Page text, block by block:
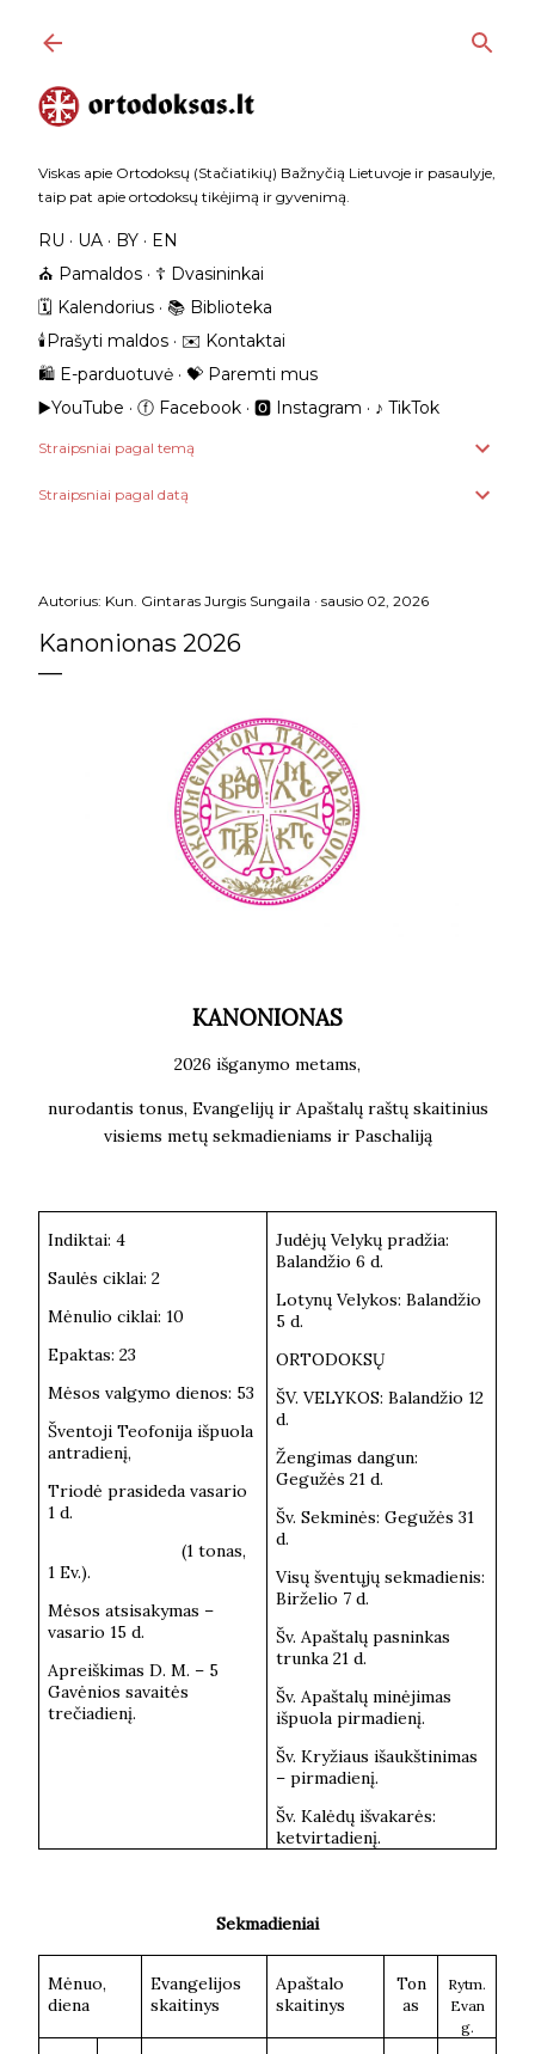
Praleisti ir pereiti prie pagrindinio turinio
Viskas apie Ortodoksų (Stačiatikių) Bažnyčią Lietuvoje ir pasaulyje,
taip pat apie ortodoksų tikėjimą ir gyvenimą.
RU UA BY
EN
⛪️ Pamaldos
☦️ Dvasininkai
🗓️ Kalendorius
📚 Biblioteka
🕯️Prašyti maldos
✉️ Kontaktai
🛍️ E-parduotuvė
💝 Paremti mus
▶️YouTube
ⓕ Facebook 🅾 Instagram ‎♪ TikTok
Straipsniai pagal temą
Straipsniai pagal datą
Autorius: Kun. Gintaras Jurgis Sungaila sausio 02, 2026
Kanonionas 2026
KANONIONAS
2026 išganymo metams,
nurodantis tonus, Evangelijų ir Apaštalų raštų skaitinius
visiems metų sekmadieniams ir Paschaliją
Indiktai: 4
Saulės ciklai: 2
Mėnulio ciklai: 10
Epaktas: 23
Mėsos valgymo dienos: 53
Šventoji Teofonija išpuola
antradienį,
Triodė prasideda vasario
1 d.
(1 tonas,
1 Ev.).
Mėsos atsisakymas –
vasario 15 d.
Apreiškimas D. M. – 5
Gavėnios savaitės
trečiadienį.
Judėjų Velykų pradžia:
Balandžio 6 d.
Lotynų Velykos: Balandžio
5 d.
ORTODOKSŲ
ŠV. VELYKOS: Balandžio 12
d.
Žengimas dangun:
Gegužės 21 d.
Šv. Sekminės: Gegužės 31
d.
Visų šventųjų sekmadienis:
Birželio 7 d.
Šv. Apaštalų pasninkas
trunka 21 d.
Šv. Apaštalų minėjimas
išpuola pirmadienį.
Šv. Kryžiaus išaukštinimas
– pirmadienį.
Šv. Kalėdų išvakarės:
ketvirtadienį.
Sekmadieniai
Mėnuo,
diena
Evangelijos
skaitinys
Apaštalo
skaitinys
Ton
as
Rytm.
Evan
g.